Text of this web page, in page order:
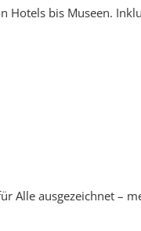
Hotels bis Museen.
Alle ausgezeichnet –